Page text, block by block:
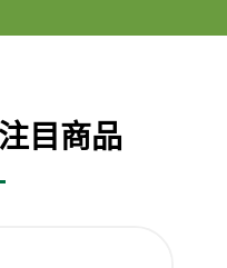
目商品